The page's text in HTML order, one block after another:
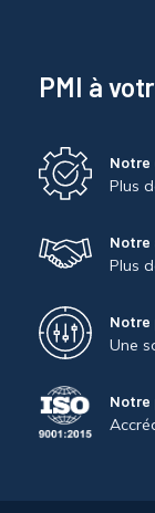
PMI à
Notre
Plus
Notre
Plus
Notre
Une
Notre